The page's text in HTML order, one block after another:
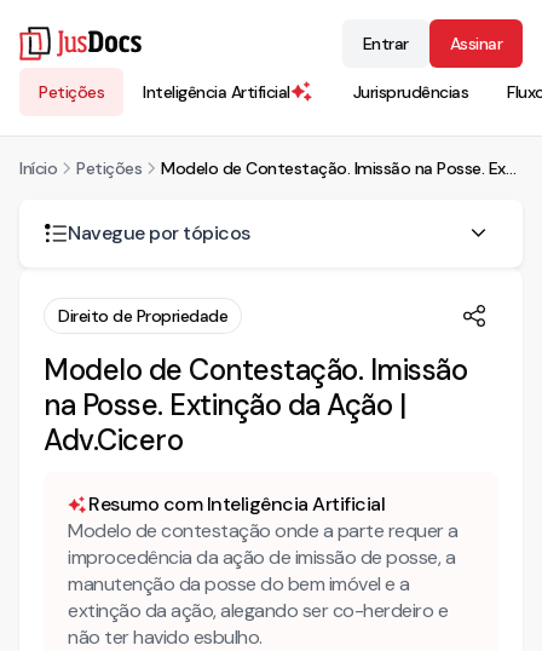
Petições Inteligência Artificial Jurisprudências
Entrar Assinar
Início Petições Modelo de Contestação. Imissão na Posse. Extinção da Ação | Adv.Cicero
Navegue por tópicos
CONTESTAÇÃO
II- DA SINTESE DA EXORDIAL
III- DA REALIDADE DOS FATOS
IV- DO DIREITO
IV.1 PRELIMINAR- INADEQUAÇÃO DA VIA ELEITA
Direito de Propriedade
Modelo de Contestação. Imissão
na Posse. Extinção da Ação |
Adv.Cicero
Resumo com Inteligência Artificial
Modelo de contestação onde a parte requer a
improcedência da ação de imissão de posse, a
manutenção da posse do bem imóvel e a
extinção da ação, alegando ser co-herdeiro e
não ter havido esbulho.